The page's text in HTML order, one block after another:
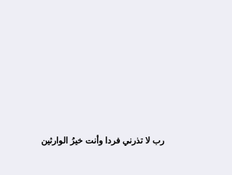
ﺭﺏ ﻻ ﺗﺬﺭﻧﻲ ﻓﺮﺩﺍ ﻭﺃﻧﺖ ﺧﻴﺮُ ﺍﻟﻮﺍﺭﺛﻴﻦ